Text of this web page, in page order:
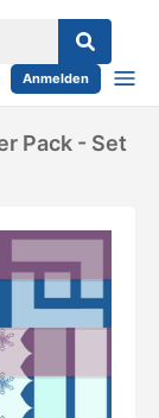
Anmelden
Pack - Set